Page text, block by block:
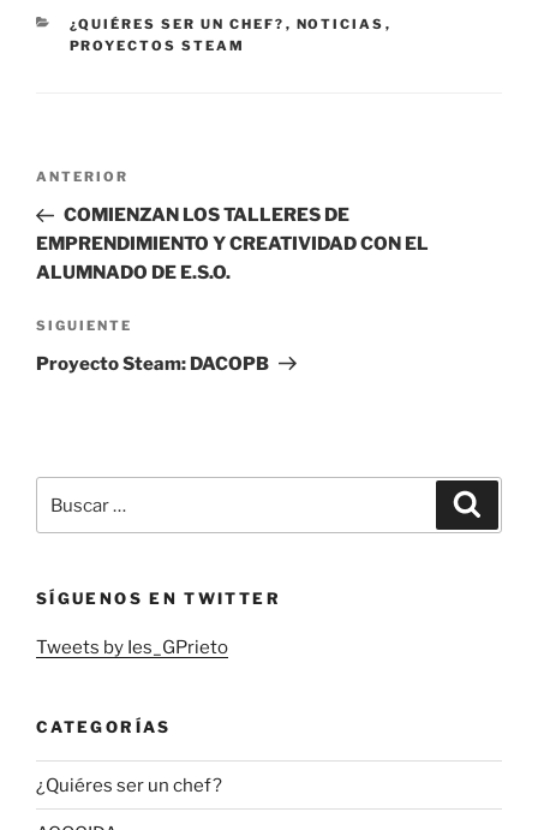
CATEGORÍAS
¿QUIÉRES SER UN CHEF? , NOTICIAS ,
PROYECTOS STEAM
Navegación
entradas
Entrada
anterior:
ANTERIOR
COMIENZAN LOS TALLERES DE
EMPRENDIMIENTO Y CREATIVIDAD CON EL
ALUMNADO DE E.S.O.
Siguiente
entrada
SIGUIENTE
Proyecto Steam: DACOPB
por:
SÍGUENOS EN TWITTER
Tweets by Ies_GPrieto
CATEGORÍAS
¿Quiéres ser un chef?